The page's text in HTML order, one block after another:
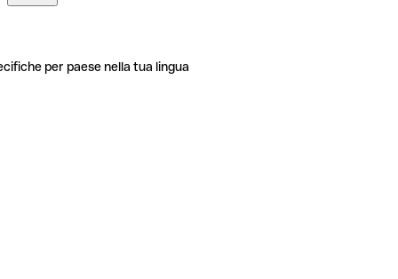
per paese nella tua lingua